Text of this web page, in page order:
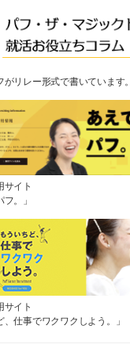
がリレー形式で書いています。
サイト
フ。」
サイト
、仕事でワクワクしよう。」